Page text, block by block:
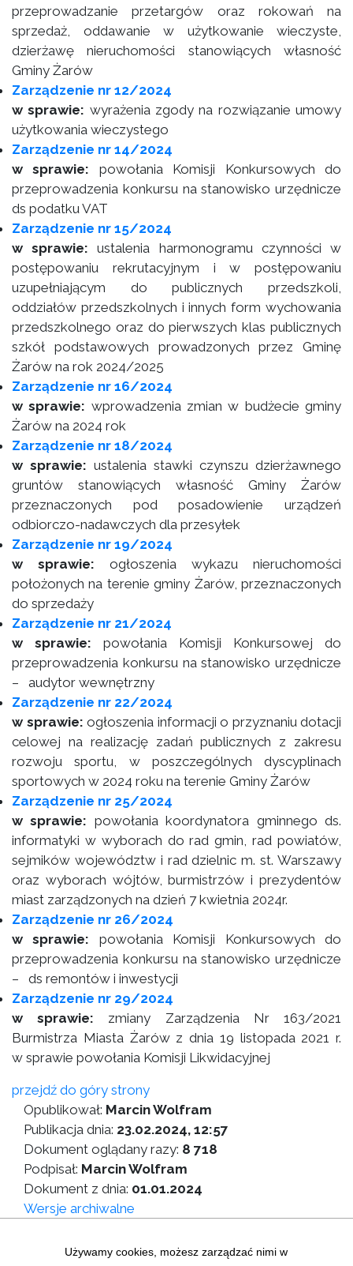
Używamy cookies, możesz zarządzać nimi w
przeprowadzanie przetargów oraz rokowań na
sprzedaż, oddawanie w użytkowanie wieczyste,
dzierżawę nieruchomości stanowiących własność
Gminy Żarów
Zarządzenie nr 12/2024
w sprawie: wyrażenia zgody na rozwiązanie umowy
użytkowania wieczystego
Zarządzenie nr 14/2024
w sprawie: powołania Komisji Konkursowych do
przeprowadzenia konkursu na stanowisko urzędnicze
ds podatku VAT
Zarządzenie nr 15/2024
w sprawie: ustalenia harmonogramu czynności w
postępowaniu rekrutacyjnym i w postępowaniu
uzupełniającym do publicznych przedszkoli,
oddziałów przedszkolnych i innych form wychowania
przedszkolnego oraz do pierwszych klas publicznych
szkół podstawowych prowadzonych przez Gminę
Żarów na rok 2024/2025
Zarządzenie nr 16/2024
w sprawie: wprowadzenia zmian w budżecie gminy
Żarów na 2024 rok
Zarządzenie nr 18/2024
w sprawie: ustalenia stawki czynszu dzierżawnego
gruntów stanowiących własność Gminy Żarów
przeznaczonych pod posadowienie urządzeń
odbiorczo-nadawczych dla przesyłek
Zarządzenie nr 19/2024
w sprawie: ogłoszenia wykazu nieruchomości
położonych na terenie gminy Żarów, przeznaczonych
do sprzedaży
Zarządzenie nr 21/2024
w sprawie: powołania Komisji Konkursowej do
przeprowadzenia konkursu na stanowisko urzędnicze
– audytor wewnętrzny
Zarządzenie nr 22/2024
w sprawie: ogłoszenia informacji o przyznaniu dotacji
celowej na realizację zadań publicznych z zakresu
rozwoju sportu, w poszczególnych dyscyplinach
sportowych w 2024 roku na terenie Gminy Żarów
Zarządzenie nr 25/2024
w sprawie: powołania koordynatora gminnego ds.
informatyki w wyborach do rad gmin, rad powiatów,
sejmików województw i rad dzielnic m. st. Warszawy
oraz wyborach wójtów, burmistrzów i prezydentów
miast zarządzonych na dzień 7 kwietnia 2024r.
Zarządzenie nr 26/2024
w sprawie: powołania Komisji Konkursowych do
przeprowadzenia konkursu na stanowisko urzędnicze
– ds remontów i inwestycji
Zarządzenie nr 29/2024
w sprawie: zmiany Zarządzenia Nr 163/2021
Burmistrza Miasta Żarów z dnia 19 listopada 2021 r.
w sprawie powołania Komisji Likwidacyjnej
przejdź do góry strony
Opublikował: Marcin Wolfram
Publikacja dnia: 23.02.2024, 12:57
Dokument oglądany razy: 8 718
Podpisał: Marcin Wolfram
Dokument z dnia: 01.01.2024
Wersje archiwalne